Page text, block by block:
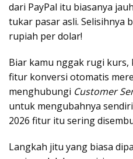
dari PayPal itu biasanya
tukar pasar asli. Selisihnya
rupiah per dolar!
Biar kamu nggak rugi kurs,
fitur konversi otomatis
menghubungi Customer
untuk mengubahnya
2026 fitur itu sering
Langkah jitu yang biasa